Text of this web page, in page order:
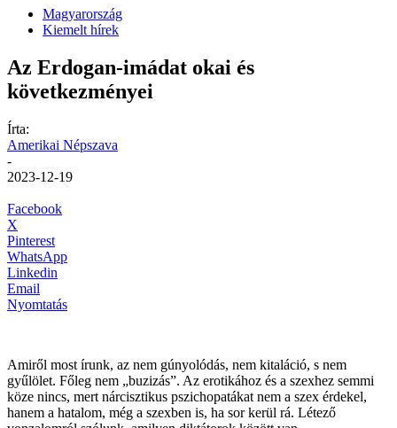
Magyarország
Kiemelt hírek
Az Erdogan-imádat okai és
következményei
Írta:
Amerikai Népszava
-
2023-12-19
Facebook
X
Pinterest
WhatsApp
Linkedin
Email
Nyomtatás
Amiről most írunk, az nem gúnyolódás, nem kitaláció, s nem
gyűlölet. Főleg nem „buzizás”. Az erotikához és a szexhez semmi
köze nincs, mert nárcisztikus pszichopatákat nem a szex érdekel,
hanem a hatalom, még a szexben is, ha sor kerül rá. Létező